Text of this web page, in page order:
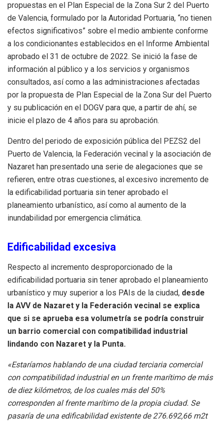
propuestas en el Plan Especial de la Zona Sur 2 del Puerto
de Valencia, formulado por la Autoridad Portuaria, “no tienen
efectos significativos” sobre el medio ambiente conforme
a los condicionantes establecidos en el Informe Ambiental
aprobado el 31 de octubre de 2022. Se inició la fase de
información al público y a los servicios y organismos
consultados, así como a las administraciones afectadas
por la propuesta de Plan Especial de la Zona Sur del Puerto
y su publicación en el DOGV para que, a partir de ahí, se
inicie el plazo de 4 años para su aprobación.
Dentro del periodo de exposición pública del PEZS2 del
Puerto de Valencia, la Federación vecinal y la asociación de
Nazaret han presentado una serie de alegaciones que se
refieren, entre otras cuestiones, al excesivo incremento de
la edificabilidad portuaria sin tener aprobado el
planeamiento urbanístico, así como al aumento de la
inundabilidad por emergencia climática.
Edificabilidad excesiva
Respecto al incremento desproporcionado de la
edificabilidad portuaria sin tener aprobado el planeamiento
urbanístico y muy superior a los PAIs de la ciudad, desde
la AVV de Nazaret y la Federación vecinal se explica
que si se aprueba esa volumetría se podría construir
un barrio comercial con compatibilidad industrial
lindando con Nazaret y la Punta.
«Estaríamos hablando de una ciudad terciaria comercial
con compatibilidad industrial en un frente marítimo de más
de diez kilómetros, de los cuales más del 50%
corresponden al frente marítimo de la propia ciudad. Se
pasaría de una edificabilidad existente de 276.692,66 m2t